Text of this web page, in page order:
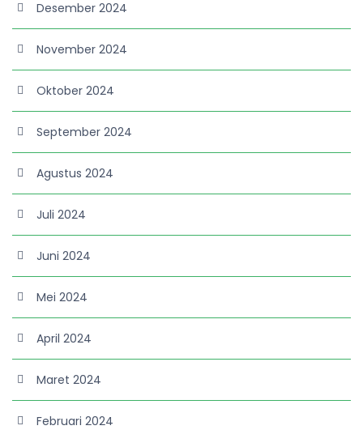
Desember 2024
November 2024
Oktober 2024
September 2024
Agustus 2024
Juli 2024
Juni 2024
Mei 2024
April 2024
Maret 2024
Februari 2024